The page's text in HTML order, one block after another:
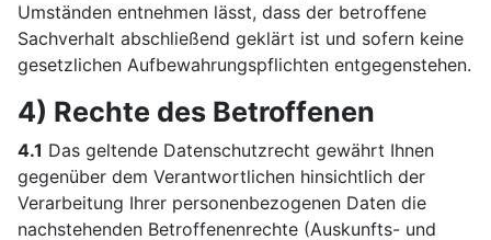
Umständen entnehmen lässt, dass der betroffene
Sachverhalt abschließend geklärt ist und sofern keine
gesetzlichen Aufbewahrungspflichten entgegenstehen.
4) Rechte des Betroffenen
4.1 Das geltende Datenschutzrecht gewährt Ihnen
gegenüber dem Verantwortlichen hinsichtlich der
Verarbeitung Ihrer personenbezogenen Daten die
nachstehenden Betroffenenrechte (Auskunfts- und